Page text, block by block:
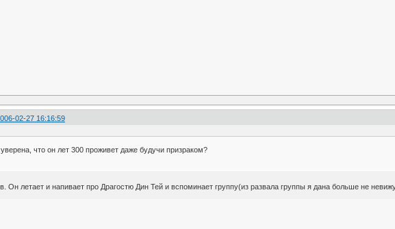
02-27 16:16:59
что он лет 300 проживет даже будучи призраком?
Он летает и напивает про Драгостю Дин Тей и вспоминает группу(из развала группы я дана больше не